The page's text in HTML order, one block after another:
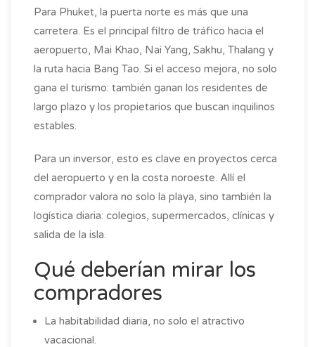
Para Phuket, la puerta norte es más que una
carretera. Es el principal filtro de tráfico hacia el
aeropuerto, Mai Khao, Nai Yang, Sakhu, Thalang y
la ruta hacia Bang Tao. Si el acceso mejora, no solo
gana el turismo: también ganan los residentes de
largo plazo y los propietarios que buscan inquilinos
estables.
Para un inversor, esto es clave en proyectos cerca
del aeropuerto y en la costa noroeste. Allí el
comprador valora no solo la playa, sino también la
logística diaria: colegios, supermercados, clínicas y
salida de la isla.
Qué deberían mirar los
compradores
La habitabilidad diaria, no solo el atractivo
vacacional.